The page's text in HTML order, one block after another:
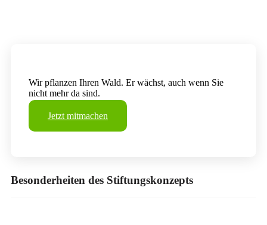
Wir pflanzen Ihren Wald. Er wächst, auch wenn Sie
nicht mehr da sind.
Jetzt mitmachen
Besonderheiten des Stiftungskonzepts